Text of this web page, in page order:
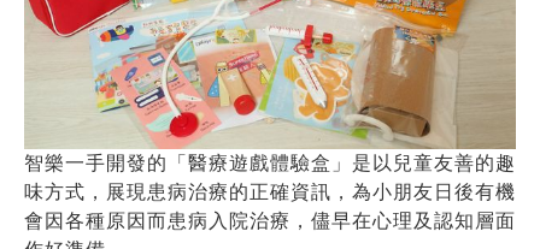
智樂一手開發的「醫療遊戲體驗盒」是以兒童友善的趣
味方式，展現患病治療的正確資訊，為小朋友日後有機
會因各種原因而患病入院治療，儘早在心理及認知層面